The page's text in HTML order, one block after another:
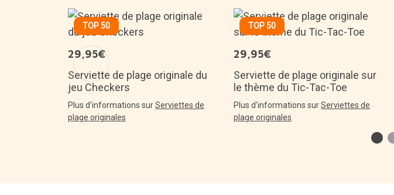
TOP 50
29,95€
Serviette de plage originale du
jeu Checkers
Plus d'informations surServiettes de
plage originales
TOP 50
29,95€
Serviette de plage originale sur
le thème du Tic-Tac-Toe
Plus d'informations surServiettes de
plage originales